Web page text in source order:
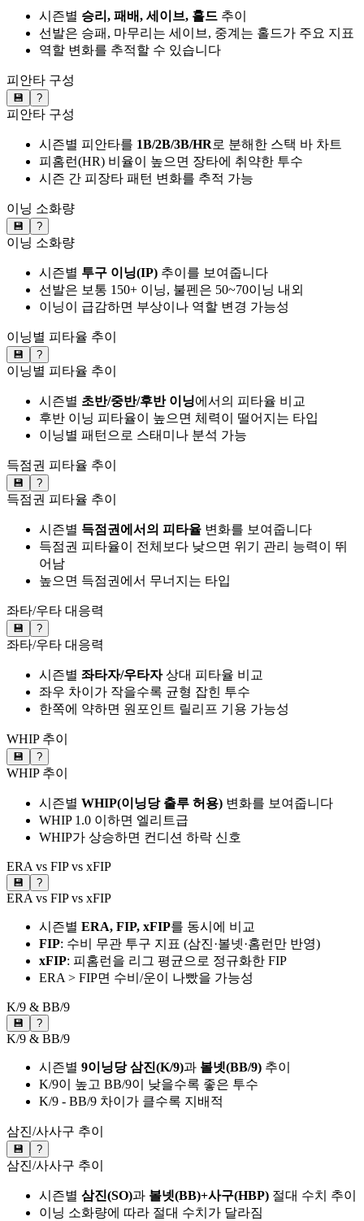
시즌별 승리, 패배, 세이브, 홀드 추이
선발은 승패, 마무리는 세이브, 중계는 홀드가 주요 지표
역할 변화를 추적할 수 있습니다
피안타 구성
💾 ?
피안타 구성
시즌별 피안타를 1B/2B/3B/HR로 분해한 스택 바 차트
피홈런(HR) 비율이 높으면 장타에 취약한 투수
시즌 간 피장타 패턴 변화를 추적 가능
이닝 소화량
💾 ?
이닝 소화량
시즌별 투구 이닝(IP) 추이를 보여줍니다
선발은 보통 150+ 이닝, 불펜은 50~70이닝 내외
이닝이 급감하면 부상이나 역할 변경 가능성
이닝별 피타율 추이
💾 ?
이닝별 피타율 추이
시즌별 초반/중반/후반 이닝에서의 피타율 비교
후반 이닝 피타율이 높으면 체력이 떨어지는 타입
이닝별 패턴으로 스태미나 분석 가능
득점권 피타율 추이
💾 ?
득점권 피타율 추이
시즌별 득점권에서의 피타율 변화를 보여줍니다
득점권 피타율이 전체보다 낮으면 위기 관리 능력이 뛰
어남
높으면 득점권에서 무너지는 타입
좌타/우타 대응력
💾 ?
좌타/우타 대응력
시즌별 좌타자/우타자상대 피타율 비교
좌우 차이가 작을수록 균형 잡힌 투수
한쪽에 약하면 원포인트 릴리프 기용 가능성
WHIP 추이
💾 ?
WHIP 추이
시즌별 WHIP(이닝당 출루 허용) 변화를 보여줍니다
WHIP 1.0 이하면 엘리트급
WHIP가 상승하면 컨디션 하락 신호
ERA vs FIP vs xFIP
💾 ?
ERA vs FIP vs xFIP
시즌별 ERA, FIP, xFIP를 동시에 비교
FIP: 수비 무관 투구 지표 (삼진·볼넷·홈런만 반영)
xFIP: 피홈런을 리그 평균으로 정규화한 FIP
ERA > FIP면 수비/운이 나빴을 가능성
K/9 & BB/9
💾 ?
K/9 & BB/9
시즌별 9이닝당 삼진(K/9)과 볼넷(BB/9) 추이
K/9이 높고 BB/9이 낮을수록 좋은 투수
K/9 - BB/9 차이가 클수록 지배적
삼진/사사구 추이
💾 ?
삼진/사사구 추이
시즌별 삼진(SO)과 볼넷(BB)+사구(HBP) 절대 수치 추이
이닝 소화량에 따라 절대 수치가 달라짐